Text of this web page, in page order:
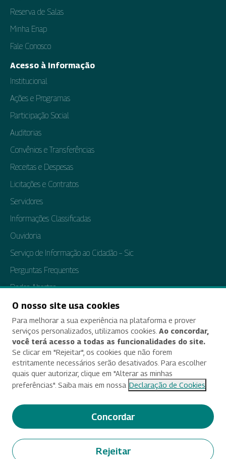
Reserva de Salas
Minha Enap
Fale Conosco
Acesso à Informação
Institucional
Ações e Programas
Participação Social
Auditorias
Convênios e Transferências
Receitas e Despesas
Licitações e Contratos
Servidores
Informações Classificadas
Ouvidoria
Serviço de Informação ao Cidadão – Sic
Perguntas Frequentes
Dados Abertos
Tratamento de Dados Pessoais
Transparência e Prestação de Contas
Acessibilidade
Termos de uso e aviso de privacidade
Alterar preferências de cookies
© 2025 Criado e desenvolvido por Enap
O nosso site usa cookies
Para melhorar a sua experiência na plataforma e prover
serviços personalizados, utilizamos cookies. Ao concordar,
você terá acesso a todas as funcionalidades do site.
Se clicar em "Rejeitar", os cookies que não forem
estritamente necessários serão desativados. Para escolher
quais quer autorizar, clique em "Alterar as minhas
preferências". Saiba mais em nossa Declaração de Cookies
Concordar
Rejeitar